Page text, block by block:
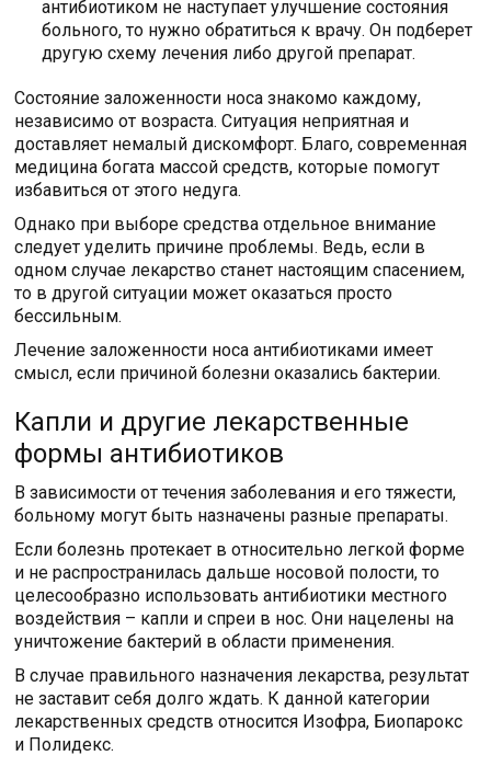
антибиотиком не наступает улучшение состояния
больного, то нужно обратиться к врачу. Он подберет
другую схему лечения либо другой препарат.
Состояние заложенности носа знакомо каждому,
независимо от возраста. Ситуация неприятная и
доставляет немалый дискомфорт. Благо, современная
медицина богата массой средств, которые помогут
избавиться от этого недуга.
Однако при выборе средства отдельное внимание
следует уделить причине проблемы. Ведь, если в
одном случае лекарство станет настоящим спасением,
то в другой ситуации может оказаться просто
бессильным.
Лечение заложенности носа антибиотиками имеет
смысл, если причиной болезни оказались бактерии.
Капли и другие лекарственные
формы антибиотиков
В зависимости от течения заболевания и его тяжести,
больному могут быть назначены разные препараты.
Если болезнь протекает в относительно легкой форме
и не распространилась дальше носовой полости, то
целесообразно использовать антибиотики местного
воздействия – капли и спреи в нос. Они нацелены на
уничтожение бактерий в области применения.
В случае правильного назначения лекарства, результат
не заставит себя долго ждать. К данной категории
лекарственных средств относится Изофра, Биопарокс
и Полидекс.